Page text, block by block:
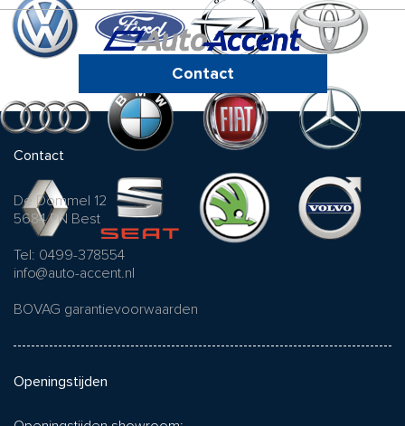
Contact
Contact
De Dommel 12
5684 PN Best
Tel: 0499-378554
info@auto-accent.nl
BOVAG garantievoorwaarden
Openingstijden